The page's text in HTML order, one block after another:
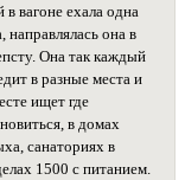
в вагоне ехала одна
направлялась она в
Она так каждый
в разные места и
ищет где
в домах
санаториях в
1500 с питанием.